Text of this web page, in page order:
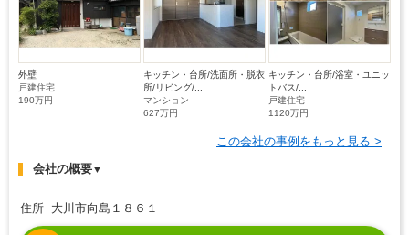
外壁
戸建住宅
190万円
キッチン・台所/洗面所・脱衣
所/リビング/...
マンション
627万円
キッチン・台所/浴室・ユニッ
トバス/...
戸建住宅
1120万円
この会社の事例をもっと見る >
会社の概要▼
住所 大川市向島１８６１